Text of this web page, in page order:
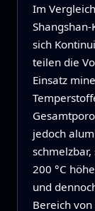
Im
sich
teilen die
Einsatz
jedoch
200 °C
und
Bereich